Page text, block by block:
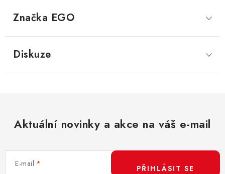
Značka EGO
Diskuze
Aktuální novinky a akce na váš e-mail
E-mail
PŘIHLÁSIT SE